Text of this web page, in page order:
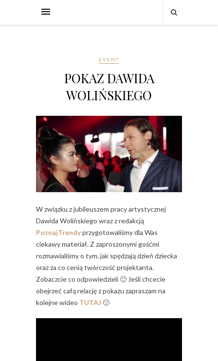
EVENT
POKAZ DAWIDA
WOLIŃSKIEGO
W związku z jubileuszem pracy artystycznej
Dawida Wolińskiego wraz z redakcją
PoznajTrendyprzygotowaliśmy dla Was
ciekawy materiał. Z zaproszonymi gośćmi
rozmawialiśmy o tym, jak spędzają dzień dziecka
oraz za co cenią twórczość projektanta.
Zobaczcie co odpowiedzieli 🙂 Jeśli chcecie
obejrzeć całą relację z pokazu zapraszam na
kolejne wideo TUTAJ 🙂